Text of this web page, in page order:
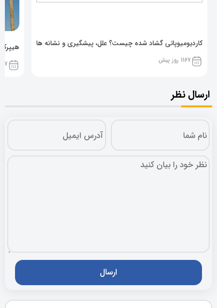
کاردیومیوپاتی گشاد شده چیست؟ علل، پیشگیری و نشانه ها
1167 روز پیش 1167
ارسال نظر